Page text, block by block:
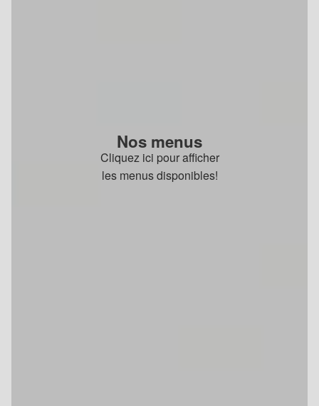
Nos menus
Cliquez ici pour afficher
les menus disponibles!